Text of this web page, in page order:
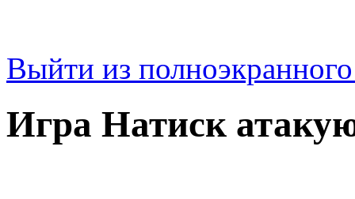
Выйти из
Игра Натиск